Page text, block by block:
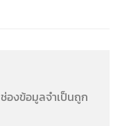
ช่องข้อมูลจำเป็นถูก